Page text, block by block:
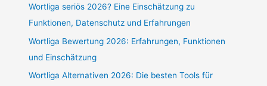
Wortliga seriös 2026? Eine Einschätzung zu
Funktionen, Datenschutz und Erfahrungen
Wortliga Bewertung 2026: Erfahrungen, Funktionen
und Einschätzung
Wortliga Alternativen 2026: Die besten Tools für